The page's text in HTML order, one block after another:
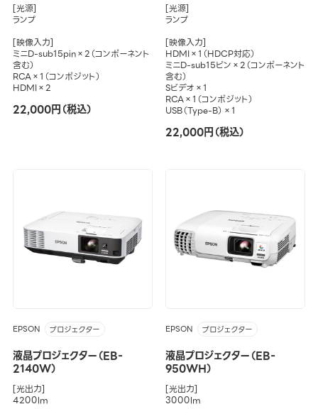
[光源]
ランプ
[映像入力]
ミニD-sub15pin×2（コンポーネント
含む）
RCA×1（コンポジット）
HDMI×2
22,000円（税込）
[光源]
ランプ
[映像入力]
HDMI×1（HDCP対応）
ミニD-sub15ピン×2（コンポーネント
含む）
Sビデオ×1
RCA×1（コンポジット）
USB（Type-B）×1
22,000円（税込）
EPSON プロジェクター
液晶プロジェクター（EB-
2140W）
[光出力]
4200lm
EPSON プロジェクター
液晶プロジェクター（EB-
950WH）
[光出力]
3000lm